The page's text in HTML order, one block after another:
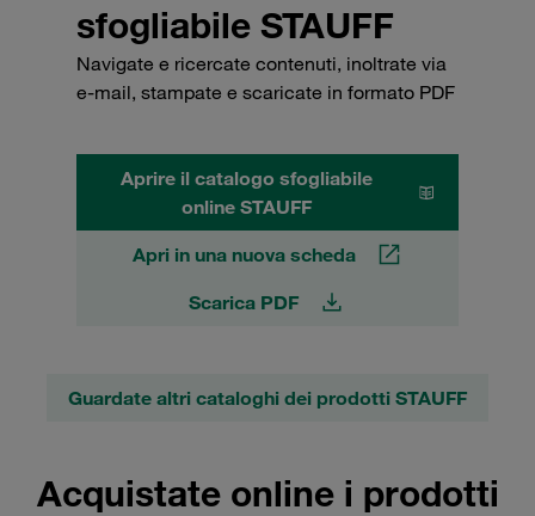
sfogliabile STAUFF
Navigate e ricercate contenuti, inoltrate via
e-mail, stampate e scaricate in formato PDF
Aprire il catalogo sfogliabile
online STAUFF
Apri in una nuova scheda
Scarica PDF
Guardate altri cataloghi dei prodotti STAUFF
Acquistate online i prodotti